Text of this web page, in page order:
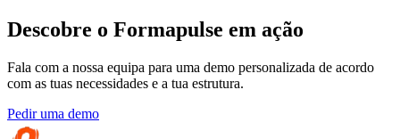
Descobre o Formapulse em ação
Fala com a nossa equipa para uma demo personalizada de acordo
com as tuas necessidades e a tua estrutura.
Pedir uma demo